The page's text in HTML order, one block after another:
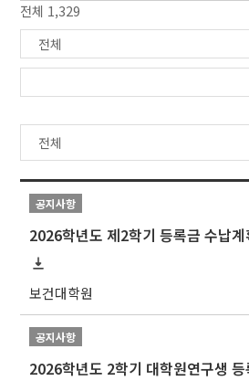
전체 1,329
공지사항
2026학년도 제2학기 등록금 수납계
보건대학원
공지사항
2026학년도 2학기 대학원연구생 등